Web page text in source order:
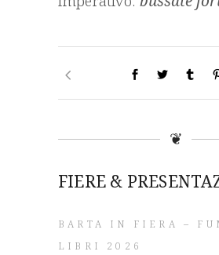
❦
FIERE &
BARTA IN FIERA –
LIBRI 2026